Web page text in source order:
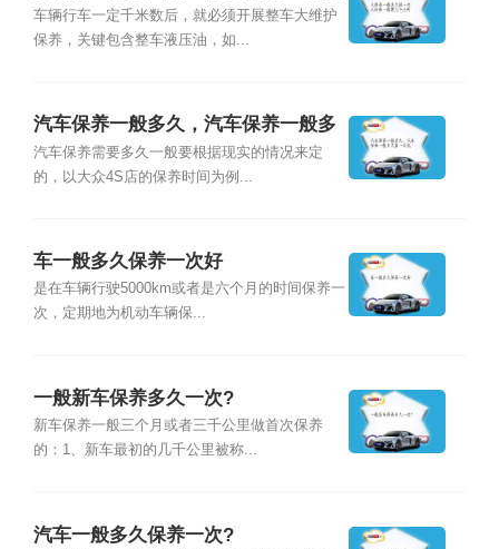
几个小时
车辆行车一定千米数后，就必须开展整车大维护
保养，关键包含整车液压油，如...
汽车保养一般多久，汽车保养一般多
久换一次机
汽车保养需要多久一般要根据现实的情况来定
的，以大众4S店的保养时间为例...
车一般多久保养一次好
是在车辆行驶5000km或者是六个月的时间保养一
次，定期地为机动车辆保...
一般新车保养多久一次?
新车保养一般三个月或者三千公里做首次保养
的：1、新车最初的几千公里被称...
汽车一般多久保养一次?